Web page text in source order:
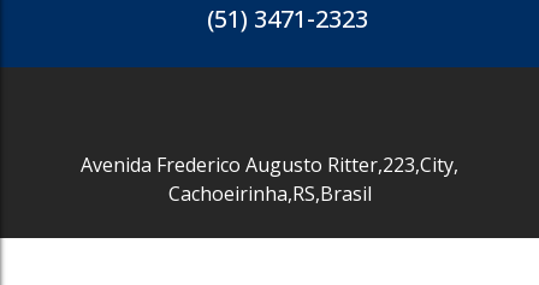
Auxiliadora
Porto Alegre
(51) 3471-2323
Avenida Frederico Augusto Ritter,223,City,
Cachoeirinha,RS,Brasil